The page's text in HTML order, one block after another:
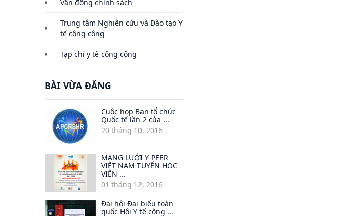
Vận động chính sách
Trung tâm Nghiên cứu và Đào tạo Y
tế công cộng
Tạp chí y tế công cộng
BÀI VỪA ĐĂNG
Cuộc họp Ban tổ chức
Quốc tế lần 2 của ...
20 tháng 10, 2016
MẠNG LƯỚI Y-PEER
VIỆT NAM TUYỂN HỌC
VIÊN ...
01 tháng 12, 2016
Đại hội Đại biểu toàn
quốc Hội Y tế công ...